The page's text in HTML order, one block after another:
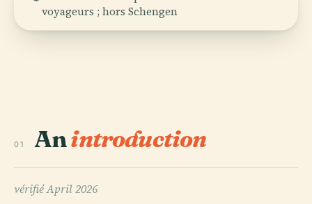
voyageurs ; hors Schengen
01 Anintroduction
vérifiéApril 2026